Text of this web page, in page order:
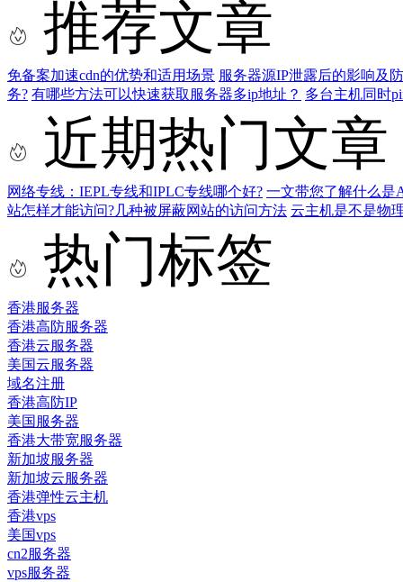
推荐文章
免备案加速cdn的优势和适用场景 服务器源IP泄露后的影响及
务? 有哪些方法可以快速获取服务器多ip地址？ 多台主机同时
近期热门文章
网络专线：IEPL专线和IPLC专线哪个好? 一文带您了解什么是
站怎样才能访问?几种被屏蔽网站的访问方法 云主机是不是物
热门标签
香港服务器
香港高防服务器
香港云服务器
美国云服务器
域名注册
香港高防IP
美国服务器
香港大带宽服务器
新加坡服务器
新加坡云服务器
香港弹性云主机
香港vps
美国vps
cn2服务器
vps服务器